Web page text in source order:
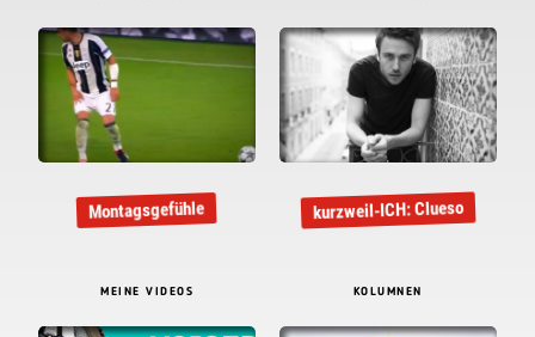
Montagsgefühle kurzweil-ICH: Clueso
MEINE VIDEOS KOLUMNEN